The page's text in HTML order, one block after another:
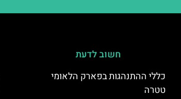
חשוב לדעת
כללי ההתנהגות בפארק הלאומי
טטרה